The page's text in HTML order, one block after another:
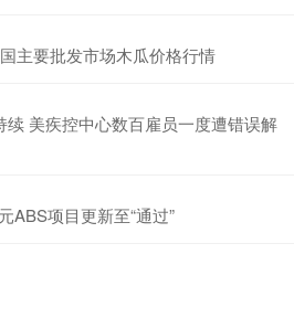
主要批发市场木瓜价格行情
续 美疾控中心数百雇员一度遭错误解
ABS项目更新至“通过”